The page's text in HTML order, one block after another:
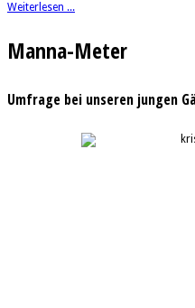
Weiterlesen ...
Manna-Meter
Umfrage bei unseren jungen